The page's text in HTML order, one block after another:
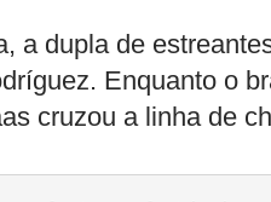
a dupla de
Enquanto o
cruzou a linha de